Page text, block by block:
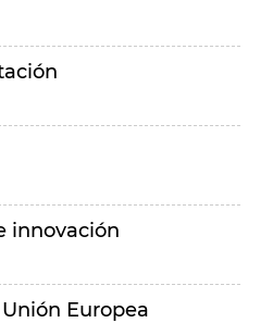
innovación
Europea